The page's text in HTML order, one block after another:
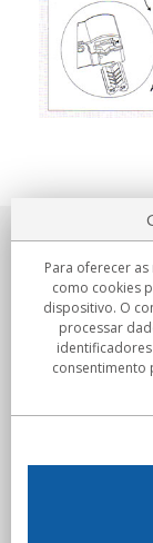
Sobre nosotros
Compromissos
Compras
Para oferecer
como cookies
dispositivo. O
processar
consentimento